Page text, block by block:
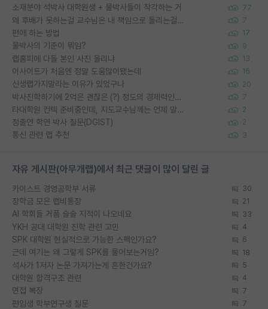
소재분야 석박사 대학원생 + 물박사들이 착각하는 거 77
왜 후배가 못하는걸 교수님은 내 책임으로 돌리는걸까요? 7
편애 하는 방법 17
물박사의 기준이 뭐임? 9
랩홈피에 다들 본인 사진 올리냐 13
이사이트가 처음엔 정말 도움많이됐는데 16
신생랩가지말라는 이유가 있었구나 20
박사진학하기에 2억은 괜찮은 (?) 정도의 경제력인가요 7
타대학원 컨텍 준비중인데, 지도교수님께는 언제 말씀드려야 할까요? 2
정출연 학연 박사 질문(DGIST) 2
통신 관련 랩 추천 3
자유 게시판(아무개랩)에서 최근 댓글이 많이 달린 글
카이스트 경영공학부 서류 30
장학금 모은 랩비통장 21
AI 학회들 거품 슬슬 지적이 나오네요 33
YKH 공대 대학원 진학 관련 고민 4
SPK 대학원 현실적으로 가능한 스펙인가요? 6
근데 여기는 왜 그렇게 SPK를 물어보는거임? 18
석사가 1저자 논문 가져가는게 흔한건가요? 5
대학원 합격구조 관련 4
면접 복장 7
편입생 학부연구생 질문 7